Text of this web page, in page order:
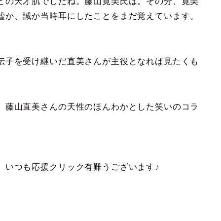
、誠か当時耳にしたことをまだ覚えています。
を受け継いだ直美さんが主役となれば見たくも
山直美さんの天性のほんわかとした笑いのコラ
つも応援クリック有難うございます♪